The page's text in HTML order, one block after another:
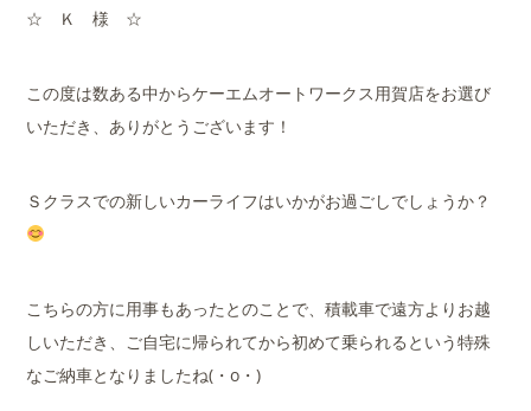
☆ Ｋ 様 ☆
この度は数ある中からケーエムオートワークス用賀店をお選び
いただき、ありがとうございます！
Ｓクラスでの新しいカーライフはいかがお過ごしでしょうか？
こちらの方に用事もあったとのことで、積載車で遠方よりお越
しいただき、ご自宅に帰られてから初めて乗られるという特殊
なご納車となりましたね(・o・)